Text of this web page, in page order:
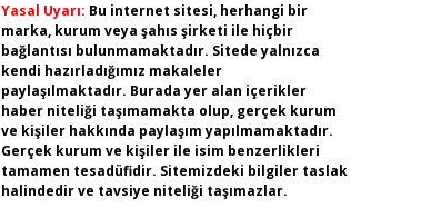
Yasal Uyarı: Bu internet sitesi, herhangi bir
marka, kurum veya şahıs şirketi ile hiçbir
bağlantısı bulunmamaktadır. Sitede yalnızca
kendi hazırladığımız makaleler
paylaşılmaktadır. Burada yer alan içerikler
haber niteliği taşımamakta olup, gerçek kurum
ve kişiler hakkında paylaşım yapılmamaktadır.
Gerçek kurum ve kişiler ile isim benzerlikleri
tamamen tesadüfidir. Sitemizdeki bilgiler taslak
halindedir ve tavsiye niteliği taşımazlar.